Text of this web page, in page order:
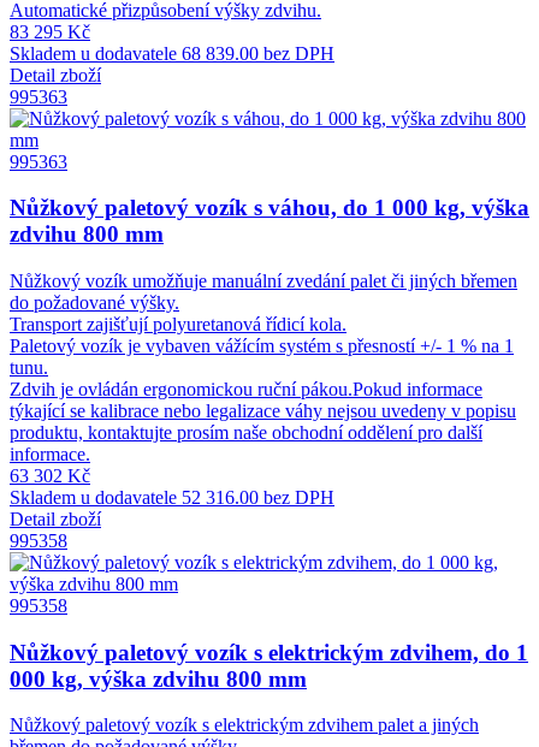
Automatické přizpůsobení výšky zdvihu.
83 295 Kč
Skladem u dodavatele 68 839.00 bez DPH
Detail zboží
995363
995363
Nůžkový paletový vozík s váhou, do 1 000 kg, výška
zdvihu 800 mm
Nůžkový vozík umožňuje manuální zvedání palet či jiných břemen
do požadované výšky.
Transport zajišťují polyuretanová řídicí kola.
Paletový vozík je vybaven vážícím systém s přesností +/- 1 % na 1
tunu.
Zdvih je ovládán ergonomickou ruční pákou.Pokud informace
týkající se kalibrace nebo legalizace váhy nejsou uvedeny v popisu
produktu, kontaktujte prosím naše obchodní oddělení pro další
informace.
63 302 Kč
Skladem u dodavatele 52 316.00 bez DPH
Detail zboží
995358
995358
Nůžkový paletový vozík s elektrickým zdvihem, do 1
000 kg, výška zdvihu 800 mm
Nůžkový paletový vozík s elektrickým zdvihem palet a jiných